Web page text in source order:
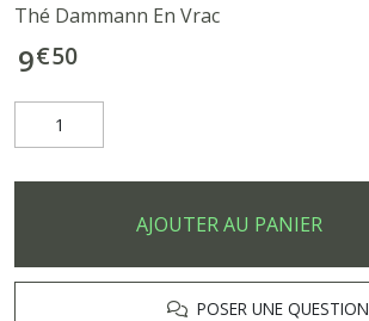
Thé Dammann En Vrac
9€50
AJOUTER AU PANIER
POSER UNE QUESTION